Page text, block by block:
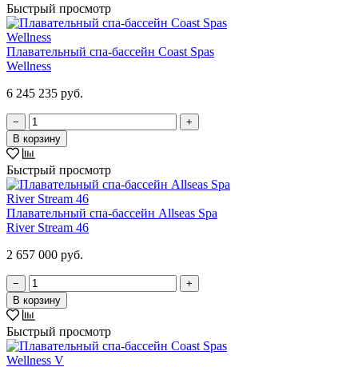
Быстрый просмотр
Плавательный спа-бассейн Coast Spas
Wellness
6 245 235 руб.
−
+
В корзину
Быстрый просмотр
Плавательный спа-бассейн Allseas Spa
River Stream 46
2 657 000 руб.
−
+
В корзину
Быстрый просмотр